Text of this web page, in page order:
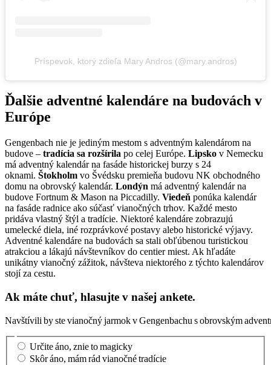
Príspevok, ktorý zdieľa Mary Andros (@mary.andros)
Ďalšie adventné kalendáre na budovách v
Európe
Gengenbach nie je jediným mestom s adventným kalendárom na
budove – tradícia sa rozšírila po celej Európe. Lipsko v Nemecku
má adventný kalendár na fasáde historickej burzy s 24
oknami. Štokholm vo Švédsku premieňa budovu NK obchodného
domu na obrovský kalendár. Londýn má adventný kalendár na
budove Fortnum & Mason na Piccadilly. Viedeň ponúka kalendár
na fasáde radnice ako súčasť vianočných trhov. Každé mesto
pridáva vlastný štýl a tradície. Niektoré kalendáre zobrazujú
umelecké diela, iné rozprávkové postavy alebo historické výjavy.
Adventné kalendáre na budovách sa stali obľúbenou turistickou
atrakciou a lákajú návštevníkov do centier miest. Ak hľadáte
unikátny vianočný zážitok, návšteva niektorého z týchto kalendárov
stojí za cestu.
Ak máte chuť, hlasujte v našej ankete.
Navštívili by ste vianočný jarmok v Gengenbachu s obrovským
Určite áno, znie to magicky
Skôr áno, mám rád vianočné tradície